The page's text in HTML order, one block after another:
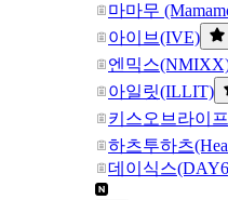
마마무
아이브(IVE)
엔믹스
아일릿(ILLIT)
키스오브라이
하츠투하츠
데이식스